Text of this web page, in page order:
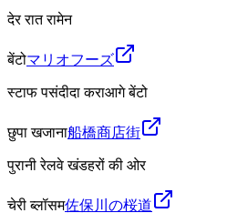
देर रात रामेन
बेंटोマリオフーズ
स्टाफ पसंदीदा कराआगे बेंटो
छुपा खजाना船橋商店街
पुरानी रेलवे खंडहरों की ओर
चेरी ब्लॉसम佐保川の桜道